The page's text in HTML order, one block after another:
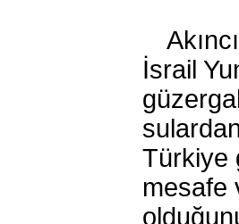
İsrail
Türkiye
mesafe